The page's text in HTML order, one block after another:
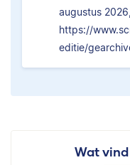
augustus
https://
editie/
Wat